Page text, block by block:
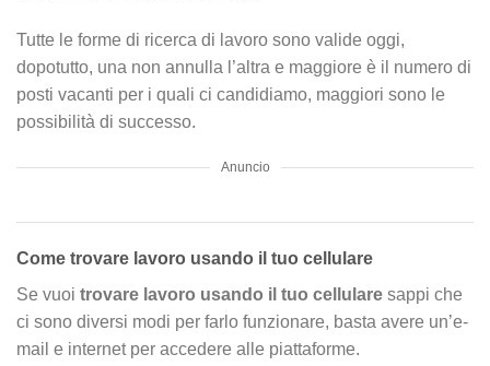
Tutte le forme di ricerca di lavoro sono valide oggi,
dopotutto, una non annulla l’altra e maggiore è il numero di
posti vacanti per i quali ci candidiamo, maggiori sono le
possibilità di successo.
Anuncio
Come trovare lavoro usando il tuo cellulare
Se vuoi trovare lavoro usando il tuo cellulare sappi che
ci sono diversi modi per farlo funzionare, basta avere un’e-
mail e internet per accedere alle piattaforme.